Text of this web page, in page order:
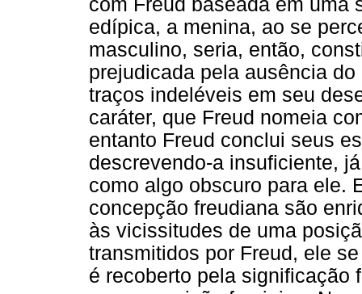
com Freud baseada em uma
edípica, a menina, ao se
masculino, seria, então,
prejudicada pela ausência
traços indeléveis em seu
caráter, que Freud nomeia
entanto Freud conclui seus
descrevendo-a insuficiente,
como algo obscuro para ele.
concepção freudiana são
às vicissitudes de uma
transmitidos por Freud, ele
é recoberto pela significação